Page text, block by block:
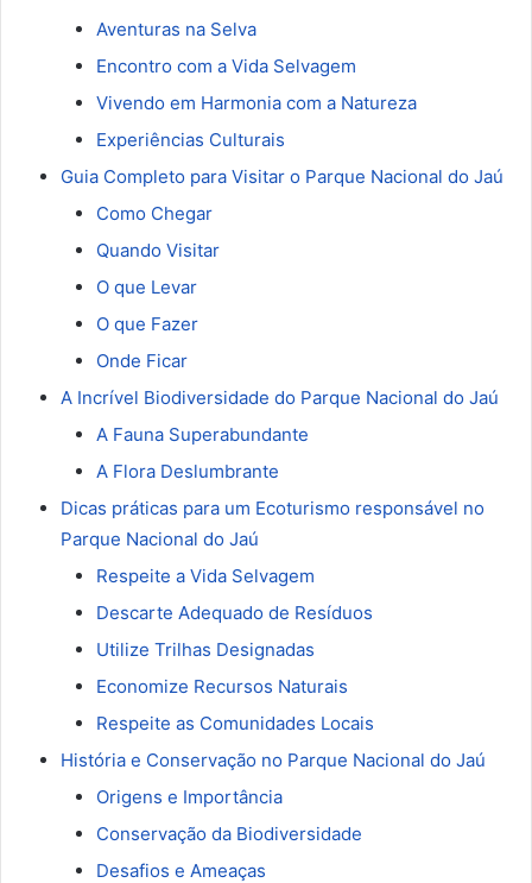
Aventuras na Selva
Encontro com a Vida Selvagem
Vivendo em Harmonia com a Natureza
Experiências Culturais
Guia Completo para Visitar o Parque Nacional do Jaú
Como Chegar
Quando Visitar
O que Levar
O que Fazer
Onde Ficar
A Incrível Biodiversidade do Parque Nacional do Jaú
A Fauna Superabundante
A Flora Deslumbrante
Dicas práticas para um Ecoturismo responsável no
Parque Nacional do Jaú
Respeite a Vida Selvagem
Descarte Adequado de Resíduos
Utilize Trilhas Designadas
Economize Recursos Naturais
Respeite as Comunidades Locais
História e Conservação no Parque Nacional do Jaú
Origens e Importância
Conservação da Biodiversidade
Desafios e Ameaças